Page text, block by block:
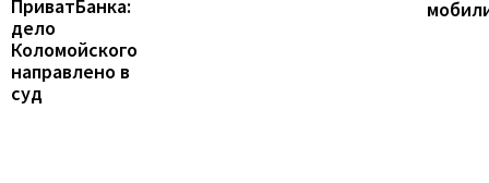
ПриватБанка:
дело
Коломойского
направлено в
суд